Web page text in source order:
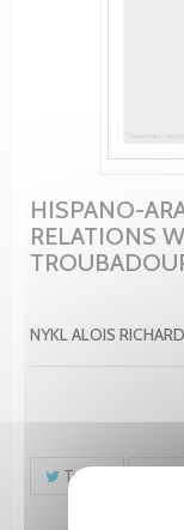
HISPANO-
RELATIONS
NYKL ALOIS RICHARD
Tweet